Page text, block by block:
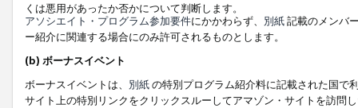
くは悪用があったか否かについて判断します。
アソシエイト・プログラム参加要件にかかわらず、 別紙記載のメンバ
ー紹介に関連する場合にのみ許可されるものとします。
(b) ボーナスイベント
ボーナスイベントは、 別紙の特別プログラム紹介料に記載された国で
サイト上の特別リンクをクリックスルーしてアマゾン・サイトを訪問